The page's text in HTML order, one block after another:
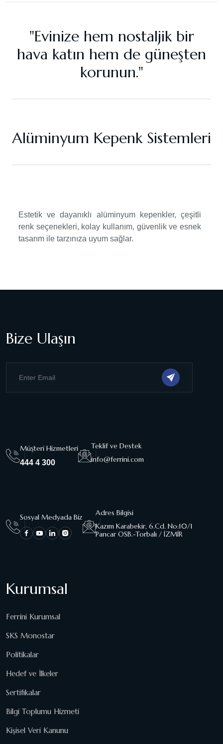
"Evinize hem nostaljik bir
hava katın hem de güneşten
korunun."
Alüminyum Kepenk Sistemleri
Estetik ve dayanıklı alüminyum kepenkler, çeşitli
renk seçenekleri, kolay kullanım, güvenlik ve esnek
tasarım ile tarzınıza uyum sağlar.
Bize Ulaşın
Müşteri Hizmetleri
444 4 300
Teklif ve Destek
info@ferrini.com
Sosyal Medyada Biz
Adres Bilgisi
Kazım Karabekir, 6.Cd. No:10/1
Pancar OSB.-Torbalı / İZMİR
Kurumsal
Ferrini Kurumsal
SKS Monostar
Politikalar
Hedef ve İlkeler
Sertifikalar
Bilgi Toplumu Hizmeti
Kişisel Veri Kanunu